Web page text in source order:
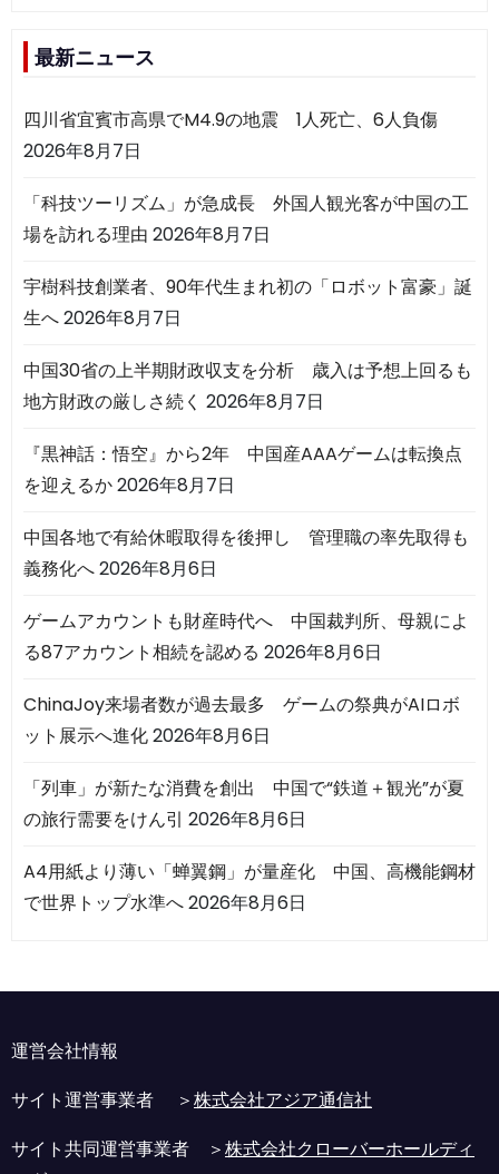
最新ニュース
四川省宜賓市高県でM4.9の地震 1人死亡、6人負傷
2026年8月7日
「科技ツーリズム」が急成長 外国人観光客が中国の工
場を訪れる理由 2026年8月7日
宇樹科技創業者、90年代生まれ初の「ロボット富豪」誕
生へ2026年8月7日
中国30省の上半期財政収支を分析 歳入は予想上回るも
地方財政の厳しさ続く 2026年8月7日
『黒神話：悟空』から2年 中国産AAAゲームは転換点
を迎えるか2026年8月7日
中国各地で有給休暇取得を後押し 管理職の率先取得も
義務化へ2026年8月6日
ゲームアカウントも財産時代へ 中国裁判所、母親によ
る87アカウント相続を認める 2026年8月6日
ChinaJoy来場者数が過去最多 ゲームの祭典がAIロボ
ット展示へ進化2026年8月6日
「列車」が新たな消費を創出 中国で“鉄道＋観光”が夏
の旅行需要をけん引 2026年8月6日
A4用紙より薄い「蝉翼鋼」が量産化 中国、高機能鋼材
で世界トップ水準へ2026年8月6日
運営会社情報
サイト運営事業者 ＞株式会社アジア通信社
サイト共同運営事業者 ＞株式会社クローバーホールディ